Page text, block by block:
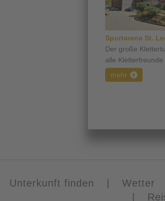
Sportarena St.
Der große
alle Kletterfreunde
mehr
Unterkunft finden Wetter